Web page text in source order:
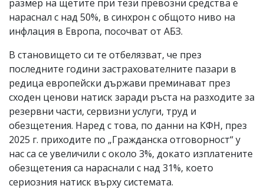
размер на щетите при тези превозни средства е
нараснал с над 50%, в синхрон с общото ниво на
инфлация в Европа, посочват от АБЗ.
В становището си те отбелязват, че през
последните години застрахователните пазари в
редица европейски държави преминават през
сходен ценови натиск заради ръста на разходите за
резервни части, сервизни услуги, труд и
обезщетения. Наред с това, по данни на КФН, през
2025 г. приходите по „Гражданска отговорност“ у
нас са се увеличили с около 3%, докато изплатените
обезщетения са нараснали с над 31%, което
сериозния натиск върху системата.